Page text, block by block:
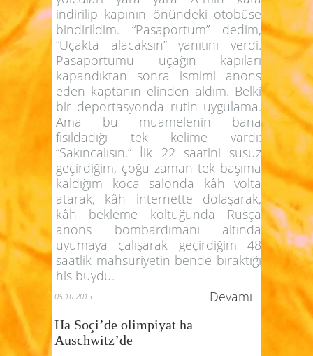
indirilip kapının önündeki otobüse
bindirildim. “Pasaportum” dedim,
“Uçakta alacaksın” yanıtını verdi.
Pasaportumu uçağın kapıları
kapandıktan sonra ismimi anons
eden kaptanın elinden aldım. Belki
bir deportasyonda rutin uygulama.
Ama bu muamelenin bana
fısıldadığı tek kelime vardı:
“Sakıncalısın.” İlk 22 saatini susuz
geçirdiğim, çoğu zaman tek başıma
kaldığım koca salonda kâh volta
atarak, kâh internette dolaşarak,
kâh bekleme koltuğunda Rusça
anons bombardımanı altında
uyumaya çalışarak geçirdiğim 48
saatlik mahsuriyetin bende bıraktığı
his buydu.
05.10.2013 Devamı
Ha Soçi’de olimpiyat ha
Auschwitz’de